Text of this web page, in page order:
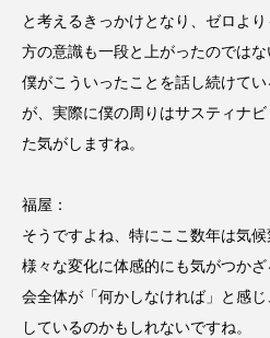
と考えるきっかけとなり、ゼロよ
方の意識も一段と上がったのではな
僕がこういったことを話し続けて
が、実際に僕の周りはサスティナ
た気がしますね。
福屋：
そうですよね、特にここ数年は気
様々な変化に体感的にも気がつか
会全体が「何かしなければ」と感
しているのかもしれないですね。